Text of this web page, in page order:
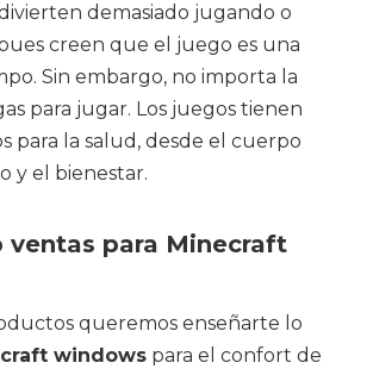
demasiado jugando o
creen que el juego es una
Sin embargo, no importa la
para jugar. Los juegos tienen
para la salud, desde el cuerpo
y el bienestar.
ventas para Minecraft
queremos enseñarte lo
windows para el confort de